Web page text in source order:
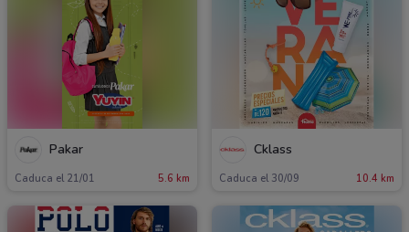
Pakar
Caduca el 21/01 5.6 km
Cklass
Caduca el 30/09 10.4 km